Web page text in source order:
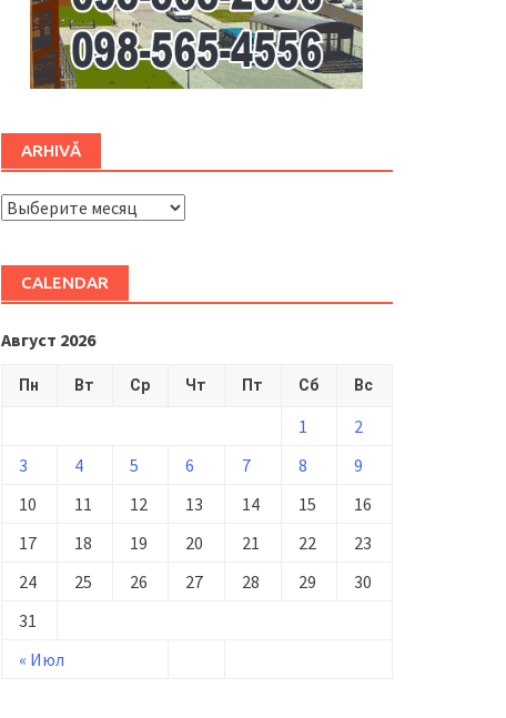
ARHIVĂ
ARHIVĂ
CALENDAR
Август 2026
Пн Вт Ср Чт Пт Сб Вс
« Июл
1
2
3
4 5 6 7 8
9
10
11 12 13 14 15
16
17
18 19 20 21 22
23
24
25 26 27 28 29
30
31